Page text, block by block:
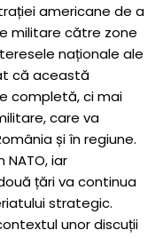
americane de a
militare către zone
naționale ale
că această
completă, ci mai
care va
și în regiune.
iar
țări va continua
strategic.
unor discuții